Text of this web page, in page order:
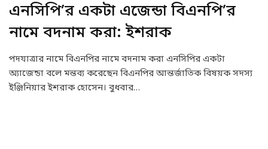
এনসিপি’র একটা এজেন্ডা বিএনপি’র
নামে বদনাম করা: ইশরাক
পদযাত্রার নামে বিএনপির নামে বদনাম করা এনসিপির একটা
অ্যাজেন্ডা বলে মন্তব্য করেছেন বিএনপির আন্তর্জাতিক বিষয়ক সদস্য
ইঞ্জিনিয়ার ইশরাক হোসেন। বুধবার…